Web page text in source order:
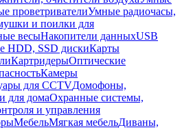
проветривателиУмные радиочасы,
и поилки для
весыНакопители данныхUSB
HDD, SSD дискиКарты
КартридерыОптические
Камеры
для CCTVДомофоны,
для домаОхранные системы,
и управления
МебельМягкая мебельДиваны,